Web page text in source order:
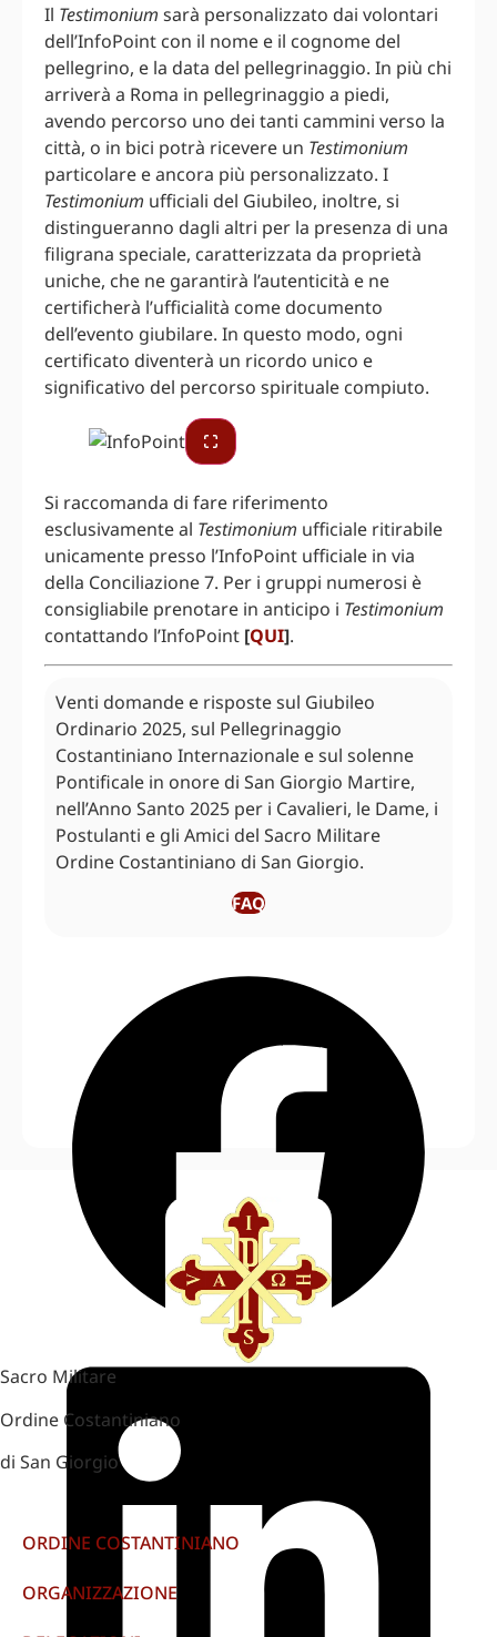
Il Testimonium sarà personalizzato dai volontari
dell’InfoPoint con il nome e il cognome del
pellegrino, e la data del pellegrinaggio. In più chi
arriverà a Roma in pellegrinaggio a piedi,
avendo percorso uno dei tanti cammini verso la
città, o in bici potrà ricevere un Testimonium
particolare e ancora più personalizzato. I
Testimonium ufficiali del Giubileo, inoltre, si
distingueranno dagli altri per la presenza di una
filigrana speciale, caratterizzata da proprietà
uniche, che ne garantirà l’autenticità e ne
certificherà l’ufficialità come documento
dell’evento giubilare. In questo modo, ogni
certificato diventerà un ricordo unico e
significativo del percorso spirituale compiuto.
Si raccomanda di fare riferimento
esclusivamente al Testimonium ufficiale ritirabile
unicamente presso l’InfoPoint ufficiale in via
della Conciliazione 7. Per i gruppi numerosi è
consigliabile prenotare in anticipo i Testimonium
contattando l’InfoPoint [QUI].
Venti domande e risposte sul Giubileo
Ordinario 2025, sul Pellegrinaggio
Costantiniano Internazionale e sul solenne
Pontificale in onore di San Giorgio Martire,
nell’Anno Santo 2025 per i Cavalieri, le Dame, i
Postulanti e gli Amici del Sacro Militare
Ordine Costantiniano di San Giorgio.
FAQ
Sacro Militare
Ordine Costantiniano
di San Giorgio
ORDINE COSTANTINIANO
ORGANIZZAZIONE